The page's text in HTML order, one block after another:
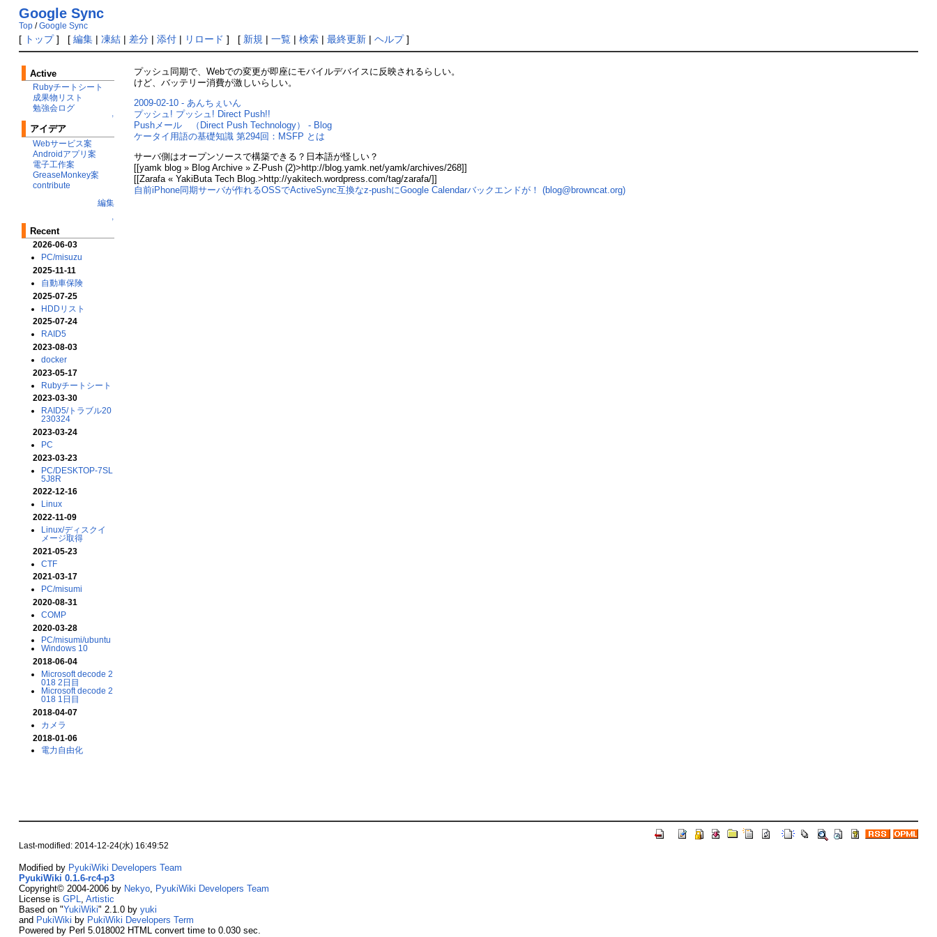
Google Sync
Top/Google Sync
[ トップ] [ 編集| 凍結| 差分| 添付| リロード ] [ 新規 | 一覧| 検索| 最終更新| ヘルプ]
Active
Rubyチートシート
成果物リスト
勉強会ログ
↑
アイデア
Webサービス案
Androidアプリ案
電子工作案
GreaseMonkey案
contribute
編集
↑
Recent
2026-06-03
PC/misuzu
2025-11-11
自動車保険
2025-07-25
HDDリスト
2025-07-24
RAID5
2023-08-03
docker
2023-05-17
Rubyチートシート
2023-03-30
RAID5/トラブル20
230324
2023-03-24
PC
2023-03-23
PC/DESKTOP-7SL
5J8R
2022-12-16
Linux
2022-11-09
Linux/ディスクイ
メージ取得
2021-05-23
CTF
2021-03-17
PC/misumi
2020-08-31
COMP
2020-03-28
PC/misumi/ubuntu
Windows 10
2018-06-04
Microsoft decode 2
018 2日目
Microsoft decode 2
018 1日目
2018-04-07
カメラ
2018-01-06
電力自由化
プッシュ同期で、Webでの変更が即座にモバイルデバイスに反映されるらしい。
けど、バッテリー消費が激しいらしい。
2009-02-10 - あんちぇいん
プッシュ! プッシュ! Direct Push!!
Pushメール （Direct Push Technology） - Blog
ケータイ用語の基礎知識 第294回：MSFP とは
サーバ側はオープンソースで構築できる？日本語が怪しい？
[[yamk blog » Blog Archive » Z-Push (2)>http://blog.yamk.net/yamk/archives/268]]
[[Zarafa « YakiButa Tech Blog.>http://yakitech.wordpress.com/tag/zarafa/]]
自前iPhone同期サーバが作れるOSSでActiveSync互換なz-pushにGoogle Calendarバックエンドが！ (blog@browncat.org)
Last-modified: 2014-12-24(水) 16:49:52
Modified by PyukiWiki Developers Team
PyukiWiki 0.1.6-rc4-p3
Copyright© 2004-2006 by Nekyo,
PyukiWiki Developers Team
License is GPL
Artistic
Based on "YukiWiki" 2.1.0 by yuki
and PukiWiki by PukiWiki Developers Term
Powered by Perl 5.018002 HTML convert time to 0.030 sec.